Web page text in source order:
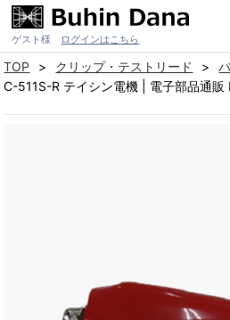
ゲスト様 ログインはこちら
TOP クリップ・テストリード
C-511S-R テイシン電機 | 電子部品通販